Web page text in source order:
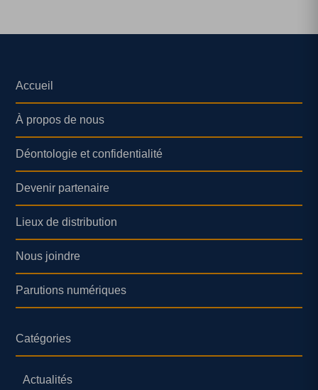
Accueil
À propos de nous
Déontologie et confidentialité
Devenir partenaire
Lieux de distribution
Nous joindre
Parutions numériques
Catégories
Actualités